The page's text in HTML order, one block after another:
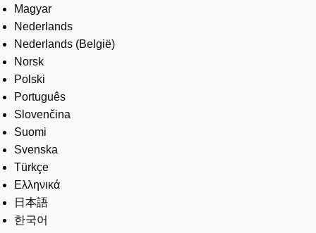
Magyar
Nederlands
Nederlands (België)
Norsk
Polski
Português
Slovenčina
Suomi
Svenska
Türkçe
Ελληνικά
日本語
한국어